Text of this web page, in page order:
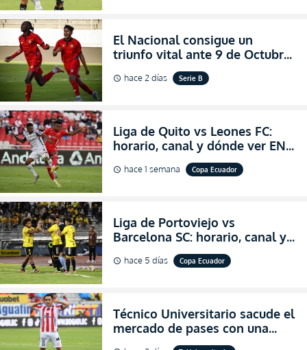
El Nacional consigue un
triunfo vital ante 9 de Octubre
para encender la fe en la
salvación
schedule hace 2 días Serie B
Liga de Quito vs Leones FC:
horario, canal y dónde ver EN
VIVO los octavos de final de la
Copa Ecuador 2026
schedule hace 1 semana Copa Ecuador
Liga de Portoviejo vs
Barcelona SC: horario, canal y
dónde ver EN VIVO los octavos
de final de la Copa Ecuador
schedule hace 5 días Copa Ecuador
Técnico Universitario sacude el
mercado de pases con una
verdadera revolución para